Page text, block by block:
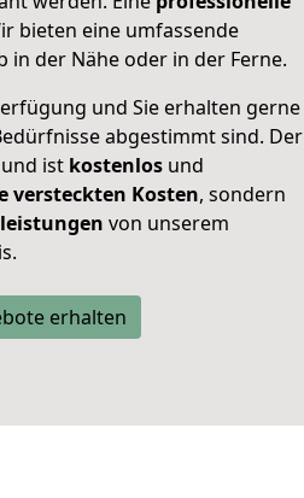
bieten eine umfassende
in der Nähe oder in der Ferne.
und Sie erhalten gerne
abgestimmt sind. Der
ist kostenlos und
versteckten Kosten, sondern
von unserem
erhalten